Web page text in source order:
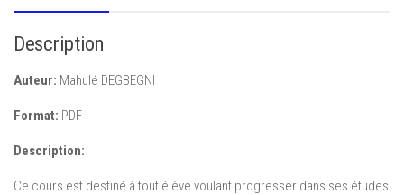
Description
Auteur: Mahulé DEGBEGNI
Format: PDF
Description:
Ce cours est destiné à tout élève voulant progresser dans ses études